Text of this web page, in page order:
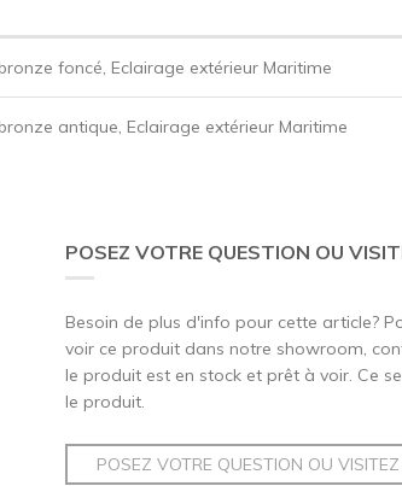
foncé, Eclairage extérieur Maritime
antique, Eclairage extérieur Maritime
POSEZ VOTRE QUESTION OU
Besoin de plus d'info pour cette article?
voir ce produit dans notre showroom,
le produit est en stock et prêt à voir. Ce
le produit.
POSEZ VOTRE QUESTION OU